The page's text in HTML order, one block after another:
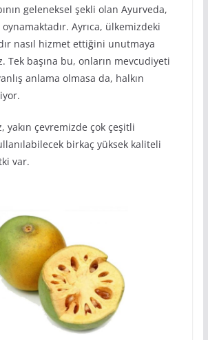
geleneksel şekli olan Ayurveda,
Ayrıca, ülkemizdeki
nasıl hizmet ettiğini unutmaya
Tek başına bu, onların mevcudiyeti
anlama olmasa da, halkın
yakın çevremizde çok çeşitli
birkaç yüksek kaliteli
var.